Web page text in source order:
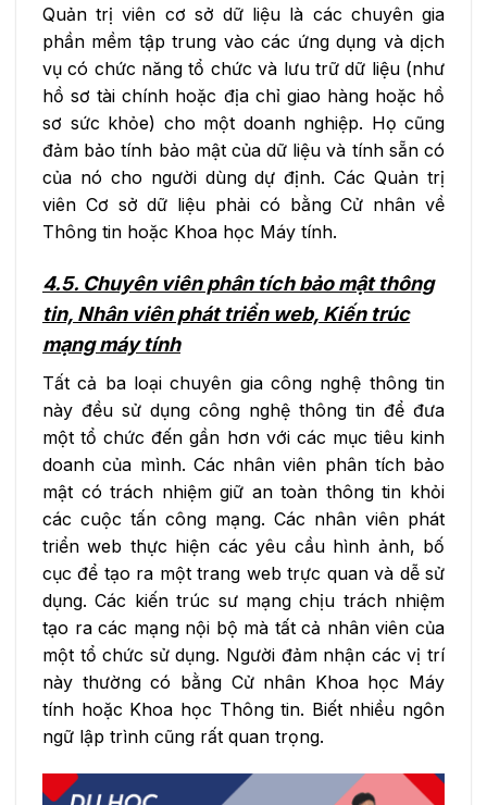
Quản trị viên cơ sở dữ liệu là các chuyên gia
phần mềm tập trung vào các ứng dụng và dịch
vụ có chức năng tổ chức và lưu trữ dữ liệu (như
hồ sơ tài chính hoặc địa chỉ giao hàng hoặc hồ
sơ sức khỏe) cho một doanh nghiệp. Họ cũng
đảm bảo tính bảo mật của dữ liệu và tính sẵn có
của nó cho người dùng dự định. Các Quản trị
viên Cơ sở dữ liệu phải có bằng Cử nhân về
Thông tin hoặc Khoa học Máy tính.
4.5. Chuyên viên phân tích bảo mật thông
tin, Nhân viên phát triển web, Kiến ​​trúc
mạng máy tính
Tất cả ba loại chuyên gia công nghệ thông tin
này đều sử dụng công nghệ thông tin để đưa
một tổ chức đến gần hơn với các mục tiêu kinh
doanh của mình. Các nhân viên phân tích bảo
mật có trách nhiệm giữ an toàn thông tin khỏi
các cuộc tấn công mạng. Các nhân viên phát
triển web thực hiện các yêu cầu hình ảnh, bố
cục để tạo ra một trang web trực quan và dễ sử
dụng. Các kiến ​​trúc sư mạng chịu trách nhiệm
tạo ra các mạng nội bộ mà tất cả nhân viên của
một tổ chức sử dụng. Người đảm nhận các vị trí
này thường có bằng Cử nhân Khoa học Máy
tính hoặc Khoa học Thông tin. Biết nhiều ngôn
ngữ lập trình cũng rất quan trọng.